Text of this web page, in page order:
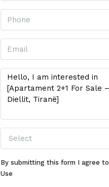
Select
By submitting this form I agree to
Use